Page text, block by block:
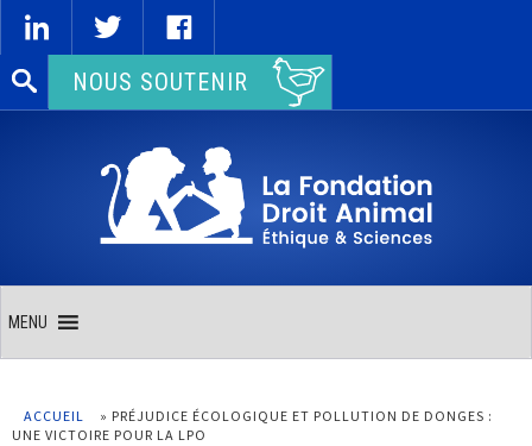
Rechercher :NOUS SOUTENIR
MENU
ACCUEIL » PRÉJUDICE ÉCOLOGIQUE ET POLLUTION DE DONGES :
UNE VICTOIRE POUR LA LPO